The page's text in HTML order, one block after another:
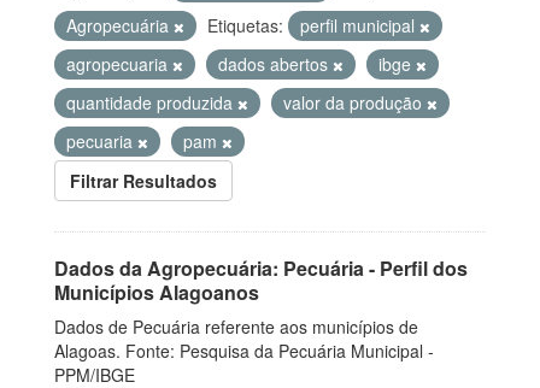
Agropecuária
Etiquetas:
perfil municipal
agropecuaria
dados abertos
ibge
quantidade produzida
valor da produção
pecuaria
pam
Filtrar Resultados
Dados da Agropecuária: Pecuária - Perfil dos
Municípios Alagoanos
Dados de Pecuária referente aos municípios de
Alagoas. Fonte: Pesquisa da Pecuária Municipal -
PPM/IBGE